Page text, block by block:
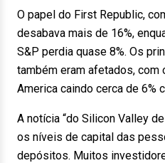
O papel do First Republic,
desabava mais de 16%,
S&P perdia quase 8%. Os
também eram afetados, com
America caindo cerca de 6%
A notícia “do Silicon Valley
os níveis de capital das
depósitos. Muitos